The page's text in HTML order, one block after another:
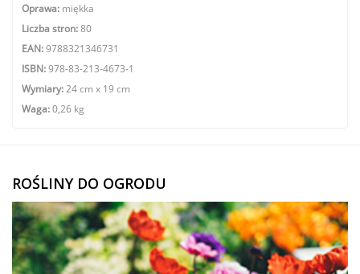
Oprawa: miękka
Liczba stron:80
EAN:9788321346731
ISBN:978-83-213-4673-1
Wymiary:24 cm x 19 cm
Waga:0,26 kg
ROŚLINY DO OGRODU